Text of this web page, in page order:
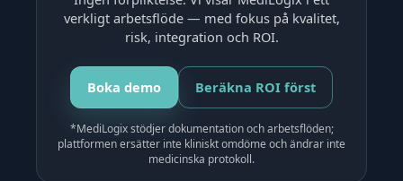
verkligt arbetsflöde — med fokus på kvalitet,
risk, integration och ROI.
Boka demo Beräkna ROI först
*MediLogix stödjer dokumentation och arbetsflöden;
plattformen ersätter inte kliniskt omdöme och ändrar inte
medicinska protokoll.